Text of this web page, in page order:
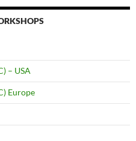
– USA
Europe